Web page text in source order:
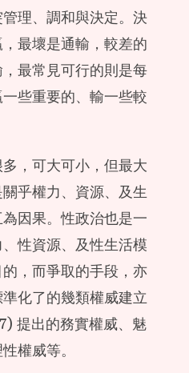
理、調和與決定。決
最壞是通輸，較差的
最常見可行的則是每
些重要的、輸一些較
，可大可小，但最大
乎權力、資源、及生
因果。性政治也是一
性資源、及性生活模
，而爭取的手段，亦
化了的幾類權威建立
提出的務實權威、魅
權威等。